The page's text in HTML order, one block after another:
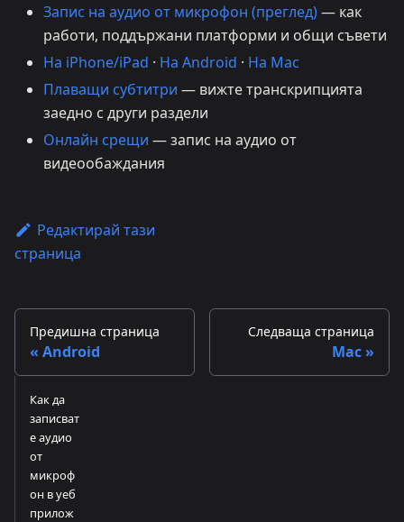
Запис на аудио от микрофон (преглед)— как
работи, поддържани платформи и общи съвети
На iPhone/iPad · На Android · На Mac
Плаващи субтитри — вижте транскрипцията
заедно с други раздели
Онлайн срещи — запис на аудио от
видеообаждания
Редактирай тази
страница
Предишна страница
Android
Следваща страница
Mac
Как да
записват
е аудио
от
микроф
он в уеб
прилож